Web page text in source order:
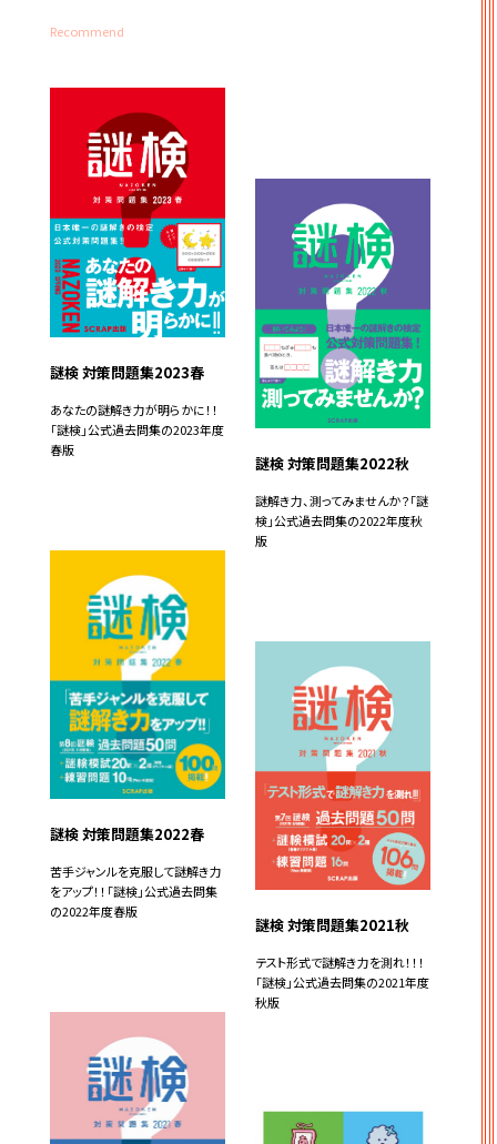
Recommend
謎検 対策問題集2023春
あなたの謎解き力が明らかに！！
「謎検」公式過去問集の2023年度
春版
謎検 対策問題集2022秋
謎解き力、測ってみませんか？「謎
検」公式過去問集の2022年度秋
版
謎検 対策問題集2022春
苦手ジャンルを克服して謎解き力
をアップ！！「謎検」公式過去問集
の2022年度春版
謎検 対策問題集2021秋
テスト形式で謎解き力を測れ！！！
「謎検」公式過去問集の2021年度
秋版